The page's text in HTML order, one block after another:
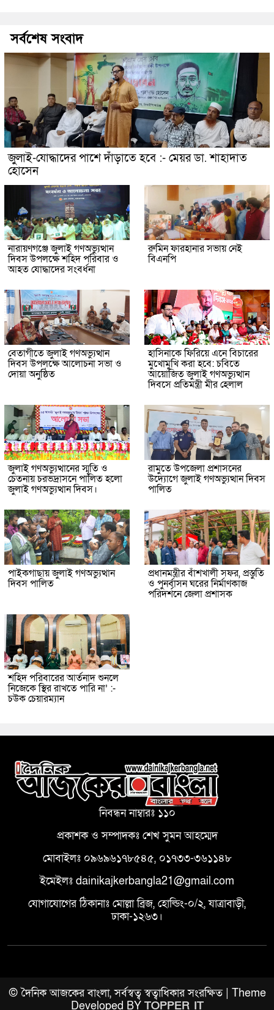
সর্বশেষ সংবাদ
জুলাই-যোদ্ধাদের পাশে দাঁড়াতে হবে :- মেয়র ডা. শাহাদাত
হোসেন
নারায়ণগঞ্জে জুলাই গণঅভ্যুত্থান
দিবস উপলক্ষে শহিদ পরিবার ও
আহত যোদ্ধাদের সংবর্ধনা
রুমিন ফারহানার সভায় নেই
বিএনপি
বেতাগীতে জুলাই গণঅভ্যুত্থান
দিবস উপলক্ষে আলোচনা সভা ও
দোয়া অনুষ্ঠিত
হাসিনাকে ফিরিয়ে এনে বিচারের
মুখোমুখি করা হবে: চবিতে
আয়োজিত জুলাই গণঅভ্যুত্থান
দিবসে প্রতিমন্ত্রী মীর হেলাল
জুলাই গণঅভ্যুত্থানের স্মৃতি ও
চেতনায় চরভদ্রাসনে পালিত হলো
জুলাই গণঅভ্যুত্থান দিবস।
রামুতে উপজেলা প্রশাসনের
উদ্যোগে জুলাই গণঅভ্যুত্থান দিবস
পালিত
পাইকগাছায় জুলাই গণঅভ্যুত্থান
দিবস পালিত
প্রধানমন্ত্রীর বাঁশখালী সফর, প্রস্তুতি
ও পুনর্বাসন ঘরের নির্মাণকাজ
পরিদর্শনে জেলা প্রশাসক
শহিদ পরিবারের আর্তনাদ শুনলে
নিজেকে স্থির রাখতে পারি না’ :-
চউক চেয়ারম্যান
নিবন্ধন নাম্বারঃ ১১০
প্রকাশক ও সম্পাদকঃ শেখ সুমন আহম্মেদ
মোবাইলঃ ০৯৬৯৬১৭৮৫৪৫, ০১৭৩৩-৩৬১১৪৮
ইমেইলঃ dainikajkerbangla21@gmail.com
যোগাযোগের ঠিকানাঃ মোল্লা ব্রিজ, হোল্ডিং-০/২, যাত্রাবাড়ী,
ঢাকা-১২৬৩।
© দৈনিক আজকের বাংলা, সর্বস্বত্ব স্বত্বাধিকার সংরক্ষিত | Theme
Developed BY TOPPER IT